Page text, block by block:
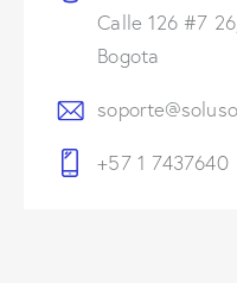
Calle 126 #7
Bogota
+57 1 7437640